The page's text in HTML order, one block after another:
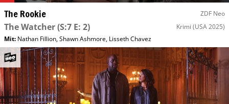
The Rookie ZDF Neo
The Watcher(S:7 E: 2) Krimi (USA 2025)
Mit: Nathan Fillion,Shawn Ashmore, Lisseth Chavez